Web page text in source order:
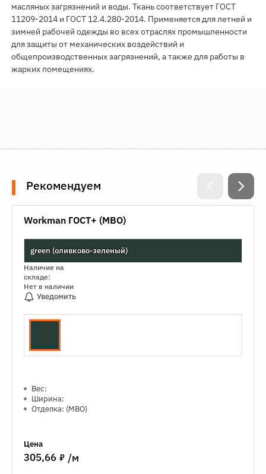
масляных загрязнений и воды. Ткань соответствует ГОСТ
11209-2014 и ГОСТ 12.4.280-2014. Применяется для летней и
зимней рабочей одежды во всех отраслях промышленности
для защиты от механических воздействий и
общепроизводственных загрязнений, а также для работы в
жарких помещениях.
Рекомендуем
Workman ГОСТ+ (МВО)
green (оливково-зеленый)
Наличие на
складе:
Нет в наличии
Уведомить
Вес:
Ширина:
Отделка: (МВО)
Цена
305,66 7 /м